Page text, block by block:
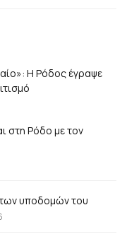
Η Ρόδος έγραψε
στη Ρόδο με τον
υποδομών του